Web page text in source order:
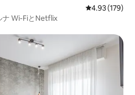
レビュー179
4.93 (179)
ナ Wi-FiとNetflix